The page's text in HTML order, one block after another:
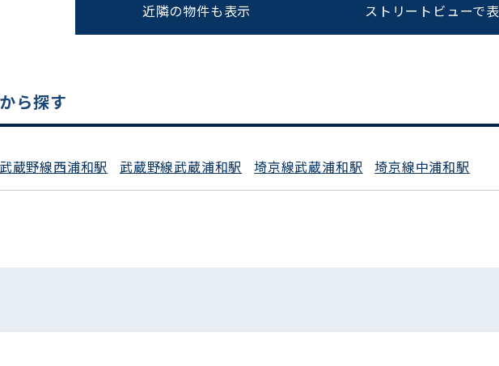
近隣の物件も表示 ストリートビューで
ら探す
武蔵野線西浦和駅 武蔵野線武蔵浦和駅 埼京線武蔵浦和駅 埼京線中浦和駅